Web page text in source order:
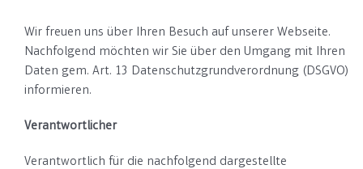
Wir freuen uns über Ihren Besuch auf unserer Webseite.
Nachfolgend möchten wir Sie über den Umgang mit Ihren
Daten gem. Art. 13 Datenschutzgrundverordnung (DSGVO)
informieren.
Verantwortlicher
Verantwortlich für die nachfolgend dargestellte